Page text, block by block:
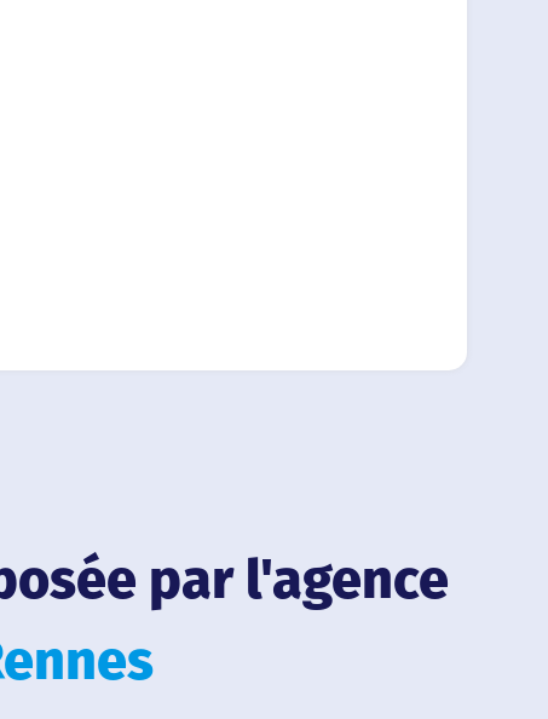
par l'agence